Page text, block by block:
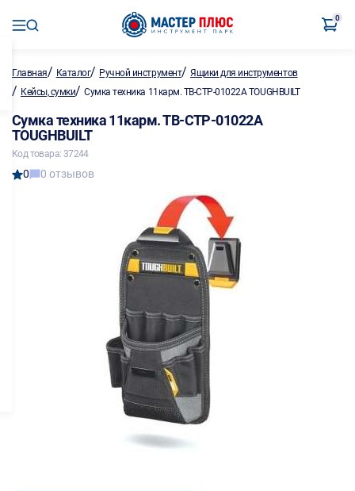
0
Главная/ Каталог/ Ручной инструмент/Ящики для инструментов
/ Кейсы, сумки/Сумка техника 11карм. ТВ-СТР-01022А TOUGHBUILT
Сумка техника 11карм. ТВ-СТР-01022А
TOUGHBUILT
Код товара: 37244
0 0 отзывов